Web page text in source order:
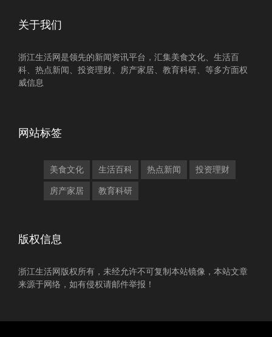
关于我们
浙江生活网是领先的新闻资讯平台，汇集美食文化、生活百
科、热点新闻、投资理财、房产家居、教育科研、等多方面权
威信息
网站标签
美食文化 生活百科 热点新闻 投资理财
房产家居 教育科研
版权信息
浙江生活网版权所有，未经允许不可复制本站镜像，本站文章
来源于网络，如有侵权请邮件举报！